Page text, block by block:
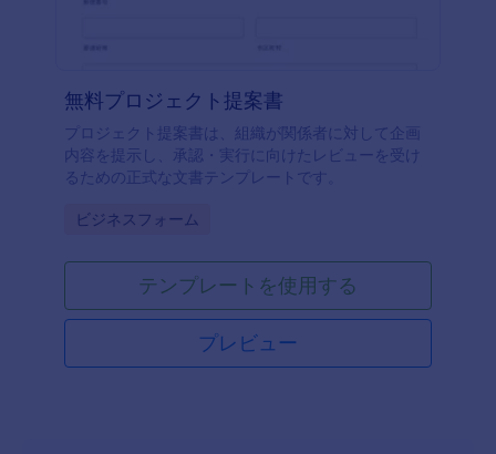
無料プロジェクト提案書
プロジェクト提案書は、組織が関係者に対して企画
内容を提示し、承認・実行に向けたレビューを受け
るための正式な文書テンプレートです。
Go to Category:
ビジネスフォーム
テンプレートを使用する
プレビュー